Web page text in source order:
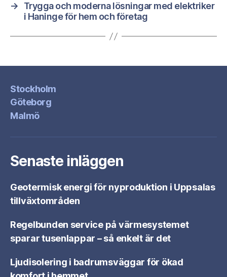
→
Trygga och moderna lösningar med elektriker
i Haninge för hem och företag
Stockholm
Göteborg
Malmö
Senaste inläggen
Geotermisk energi för nyproduktion i Uppsalas
tillväxtområden
Regelbunden service på värmesystemet
sparar tusenlappar – så enkelt är det
Ljudisolering i badrumsväggar för ökad